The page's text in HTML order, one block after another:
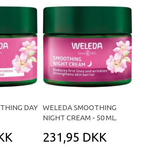
DAY WELEDA SMOOTHING
NIGHT CREAM - 50 ML.
231,95 DKK